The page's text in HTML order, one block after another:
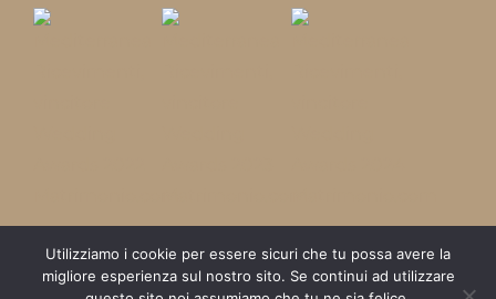
© COPYRIGHT MEDITERRANEA GROUP | P.IVA
14969831008 |PRIVACY POLICY
Utilizziamo i cookie per essere sicuri che tu possa avere la
migliore esperienza sul nostro sito. Se continui ad utilizzare